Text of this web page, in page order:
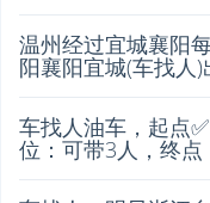
温州经过宜城襄阳
阳襄阳宜城(车找人
车找人油车，起点
位：可带3人，终点